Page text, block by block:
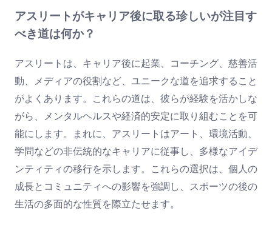
アスリートがキャリア後に取る珍しいが注目す
べき道は何か？
アスリートは、キャリア後に起業、コーチング、慈善活
動、メディアの役割など、ユニークな道を追求すること
がよくあります。これらの道は、彼らが経験を活かしな
がら、メンタルヘルスや経済的安定に取り組むことを可
能にします。まれに、アスリートはアート、環境活動、
学問などの非伝統的なキャリアに従事し、多様なアイデ
ンティティの移行を示します。これらの選択は、個人の
成長とコミュニティへの影響を強調し、スポーツの後の
生活の多面的な性質を際立たせます。